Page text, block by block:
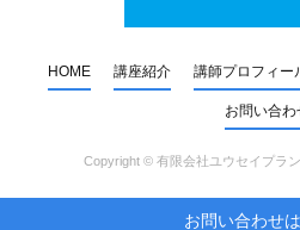
お問い合わせ
HOME 講座紹介 講師プロフィー
お問い合わ
Copyright © 有限会社ユウセイプラ